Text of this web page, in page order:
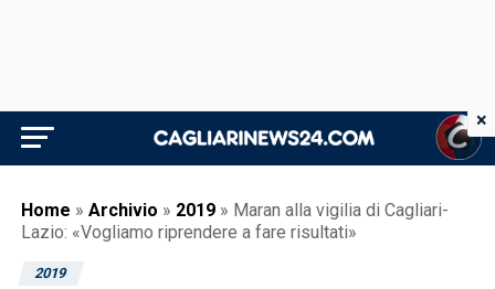
Home » Archivio » 2019 » Maran alla vigilia di Cagliari-
Lazio: «Vogliamo riprendere a fare risultati»
2019
×